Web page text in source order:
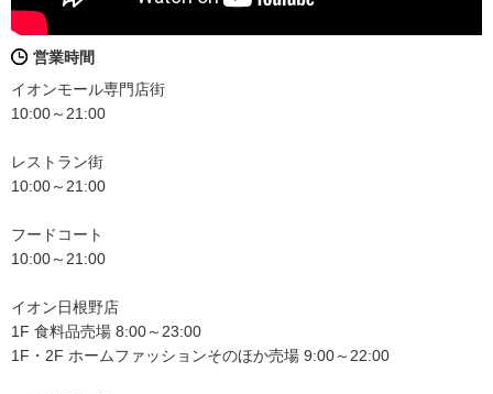
営業時間
イオンモール専門店街
10:00～21:00
レストラン街
10:00～21:00
フードコート
10:00～21:00
イオン日根野店
1F 食料品売場 8:00～23:00
1F・2F ホームファッションそのほか売場 9:00～22:00